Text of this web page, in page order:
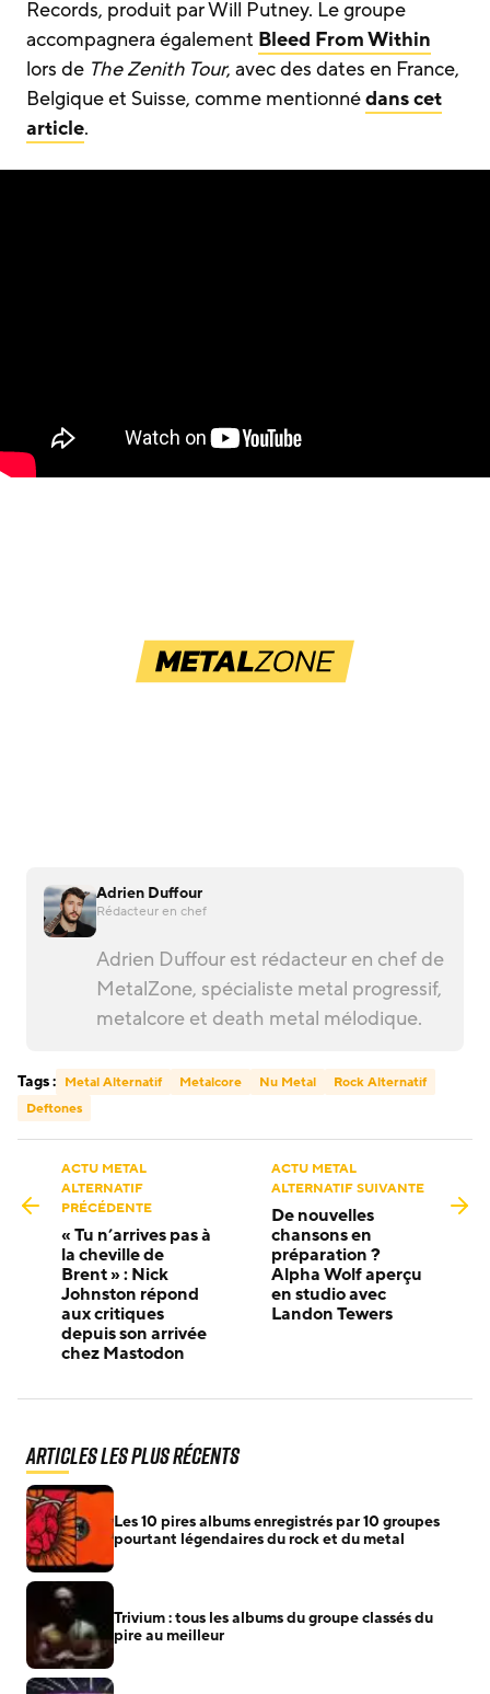
Records, produit par Will Putney. Le groupe
accompagnera également Bleed From Within
lors de The Zenith Tour, avec des dates en France,
Belgique et Suisse, comme mentionnédans cet
article.
Adrien Duffour
Rédacteur en chef
Adrien Duffour est rédacteur en chef de
MetalZone, spécialiste metal progressif,
metalcore et death metal mélodique.
Tags : Metal Alternatif Metalcore Nu Metal
Rock Alternatif
Deftones
ACTU METAL
ALTERNATIF
PRÉCÉDENTE
« Tu n’arrives pas à
la cheville de
Brent » : Nick
Johnston répond
aux critiques
depuis son arrivée
chez Mastodon
ACTU METAL
ALTERNATIF SUIVANTE
De nouvelles
chansons en
préparation ?
Alpha Wolf aperçu
en studio avec
Landon Tewers
Articles les plus récents
Les 10 pires albums enregistrés par 10 groupes
pourtant légendaires du rock et du metal
Trivium : tous les albums du groupe classés du
pire au meilleur